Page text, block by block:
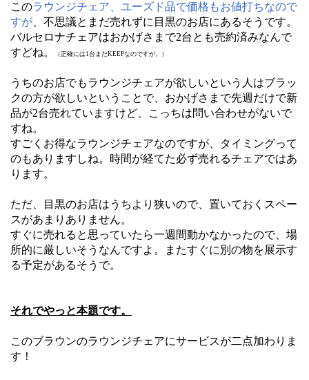
このラウンジチェア、ユーズド品で価格もお値打ちなので
すが 、不思議とまだ売れずに目黒のお店にあるそうです。
バルセロナチェアはおかげさまで2台とも売約済みなんで
すどね。
（正確には1台まだKEEPなのですが。）
うちのお店でもラウンジチェアが欲しいという人はブラッ
クの方が欲しいということで、おかげさまで先週だけで新
品が2台売れていますけど、こっちは問い合わせがないで
すね。
すごくお得なラウンジチェアなのですが、タイミングって
のもありますしね。時間が経てた必ず売れるチェアではあ
ります。
ただ、目黒のお店はうちより狭いので、置いておくスペー
スがあまりありません。
すぐに売れると思っていたら一週間動かなかったので、場
所的に厳しいそうなんですよ。またすぐに別の物を展示す
る予定があるそうで。
それでやっと本題です。
このブラウンのラウンジチェアにサービスが二点加わりま
す！